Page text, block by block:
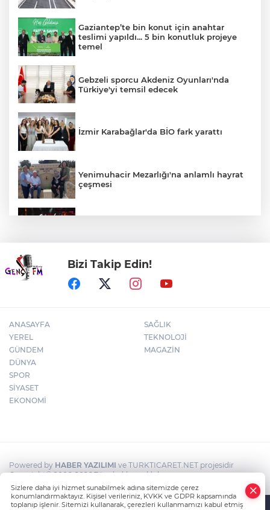
Gaziantep’te bin konut için anahtar
teslimi yapıldı... 5 bin konutluk projeye
temel
Gebzeli sporcu Akdeniz Oyunları'nda
Türkiye'yi temsil edecek
İzmir Karabağlar'da BİO fark yarattı
Yenimuhacir Mezarlığı'na anlamlı hayrat
çeşmesi
Bizi Takip Edin!
ANASAYFA
YEREL
GÜNDEM
DÜNYA
SPOR
SİYASET
EKONOMİ
SAĞLIK
TEKNOLOJİ
MAGAZİN
Powered by HABER YAZILIMI ve TURKTICARET.NET projesidir
Copyright© 2006-2026 Tüm hakları saklıdır.
Sizlere daha iyi hizmet sunabilmek adına sitemizde çerez
konumlandırmaktayız. Kişisel verileriniz, KVKK ve GDPR kapsamında
toplanıp işlenir. Sitemizi kullanarak, çerezleri kullanmamızı kabul etmiş